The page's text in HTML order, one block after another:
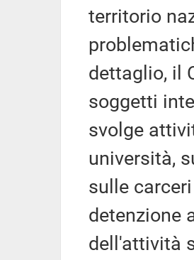
territorio
dettaglio, il
soggetti
svolge
università,
sulle
detenzione
dell'attività